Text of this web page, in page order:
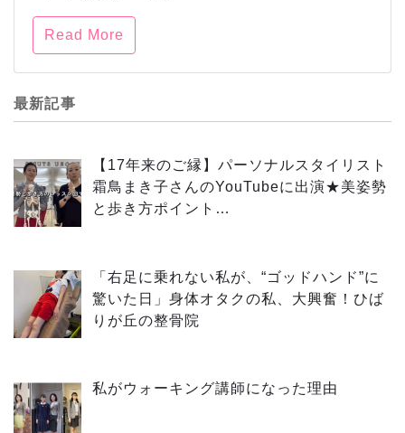
Read More
最新記事
【17年来のご縁】パーソナルスタイリスト
霜鳥まき子さんのYouTubeに出演★美姿勢
と歩き方ポイント…
「右足に乗れない私が、“ゴッドハンド”に
驚いた日」身体オタクの私、大興奮！ひば
りが丘の整骨院
私がウォーキング講師になった理由